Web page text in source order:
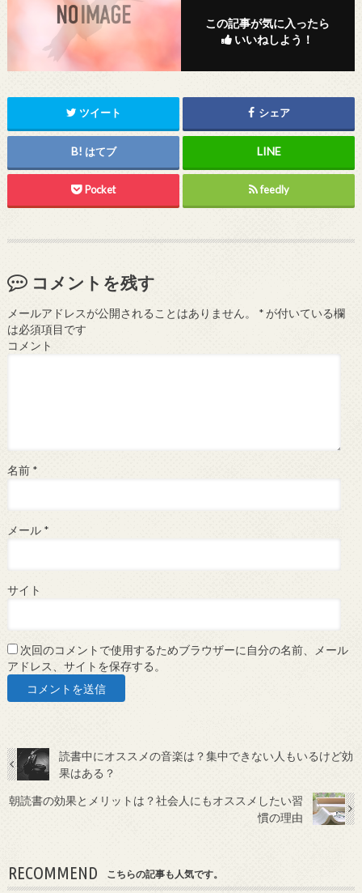
この記事が気に入ったら
いいねしよう！
ツイート シェア
はてブ
Pocket feedly
コメントを残す
メールアドレスが公開されることはありません。 *が付いている欄
は必須項目です
コメント
名前 *
メール *
サイト
次回のコメントで使用するためブラウザーに自分の名前、メール
アドレス、サイトを保存する。
読書中にオススメの音楽は？集中できない人もいるけど効
果はある？
朝読書の効果とメリットは？社会人にもオススメしたい習
慣の理由
RECOMMEND こちらの記事も人気です。